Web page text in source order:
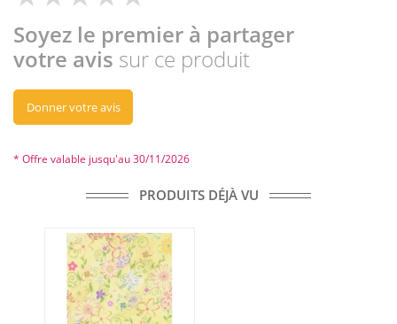
Soyez le premier à partager
votre avis sur ce produit
Donner votre avis
* Offre valable jusqu'au 30/11/2026
PRODUITS DÉJÀ VU